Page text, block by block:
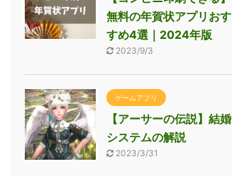
無料の年賀状アプリおす
すめ4選｜2024年版
2023/9/3
ゲームアプリ
【アーサーの伝説】結婚
システムの解説
2023/3/31